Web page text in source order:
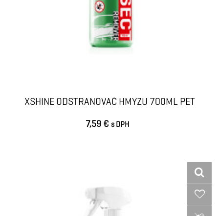
XSHINE ODSTRANOVAČ HMYZU 700ML PET
7,59 € s DPH